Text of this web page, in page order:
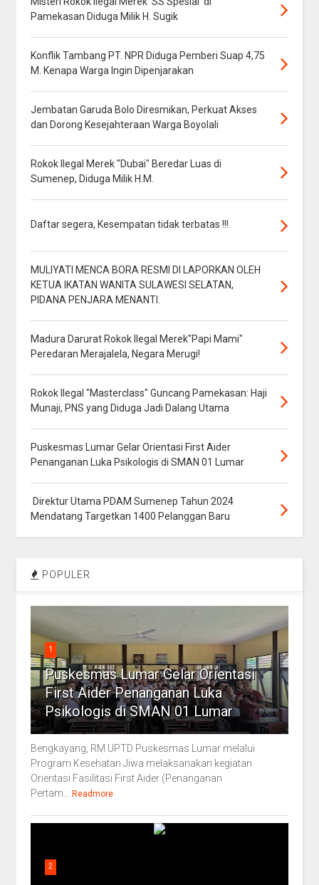
Pamekasan Diduga Milik H. Sugik
Konflik Tambang PT. NPR Diduga Pemberi Suap 4,75
M. Kenapa Warga Ingin Dipenjarakan
Jembatan Garuda Bolo Diresmikan, Perkuat Akses
dan Dorong Kesejahteraan Warga Boyolali
Rokok Ilegal Merek "Dubai" Beredar Luas di
Sumenep, Diduga Milik H.M.
Daftar segera, Kesempatan tidak terbatas !!!
MULIYATI MENCA BORA RESMI DI LAPORKAN OLEH
KETUA IKATAN WANITA SULAWESI SELATAN,
PIDANA PENJARA MENANTI.
Madura Darurat Rokok Ilegal Merek"Papi Mami"
Peredaran Merajalela, Negara Merugi!
Rokok Ilegal "Masterclass" Guncang Pamekasan: Haji
Munaji, PNS yang Diduga Jadi Dalang Utama
Puskesmas Lumar Gelar Orientasi First Aider
Penanganan Luka Psikologis di SMAN 01 Lumar
Direktur Utama PDAM Sumenep Tahun 2024
Mendatang Targetkan 1400 Pelanggan Baru
POPULER
1
Puskesmas Lumar Gelar Orientasi
First Aider Penanganan Luka
Psikologis di SMAN 01 Lumar
Bengkayang, RM UPTD Puskesmas Lumar melalui
Program Kesehatan Jiwa melaksanakan kegiatan
Orientasi Fasilitasi First Aider (Penanganan
Pertam...
Readmore
2